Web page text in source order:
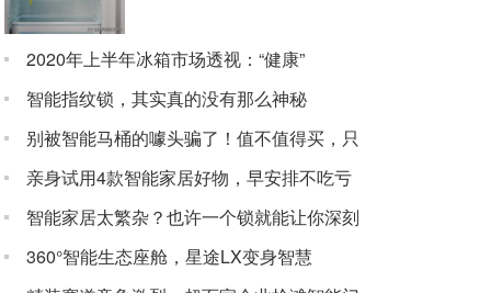
2020年上半年冰箱市场透视：“健康”
智能指纹锁，其实真的没有那么神秘
别被智能马桶的噱头骗了！值不值得买，只
亲身试用4款智能家居好物，早安排不吃亏
智能家居太繁杂？也许一个锁就能让你深刻
360°智能生态座舱，星途LX变身智慧